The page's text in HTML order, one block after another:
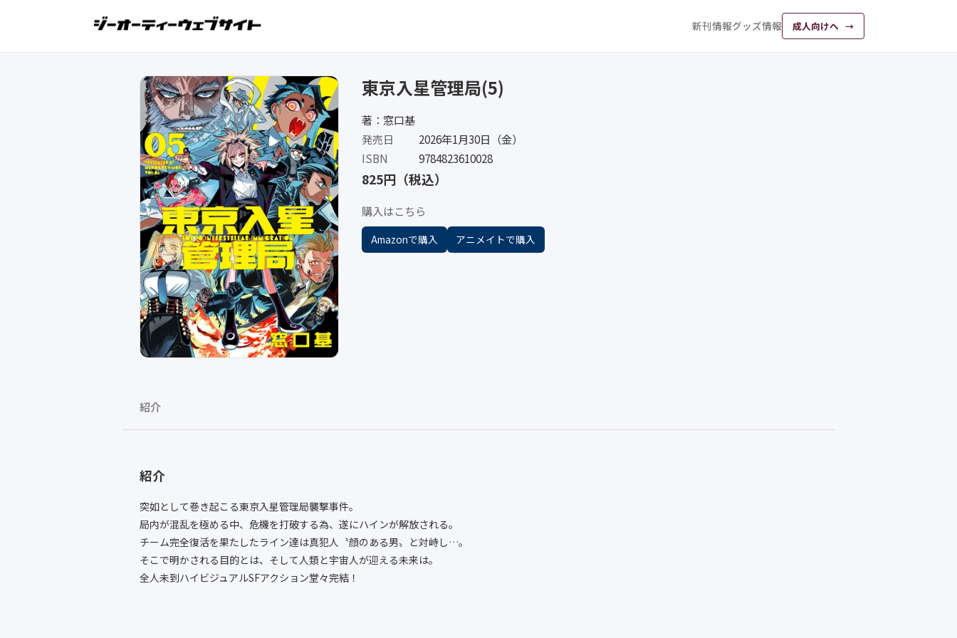
新刊情報グッズ情報 成人向けへ
東京入星管理局(5)
著：窓口基
発売日
2026年1月30日（金）
ISBN
9784823610028
825円（税込）
購入はこちら
Amazonで購入 アニメイトで購入
紹介
紹介
突如として巻き起こる東京入星管理局襲撃事件。
局内が混乱を極める中、危機を打破する為、遂にハインが解放される。
チーム完全復活を果たしたライン達は真犯人〝顔のある男〟と対峙し…。
そこで明かされる目的とは、そして人類と宇宙人が迎える未来は。
全人未到ハイビジュアルSFアクション堂々完結！